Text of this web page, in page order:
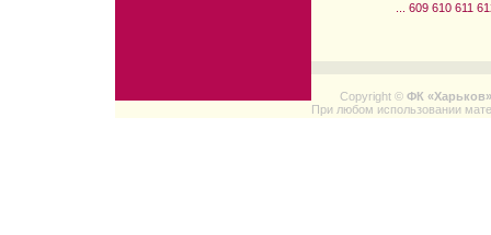
609 610 611
Copyright © ФК «Харьков»
При любом использовании